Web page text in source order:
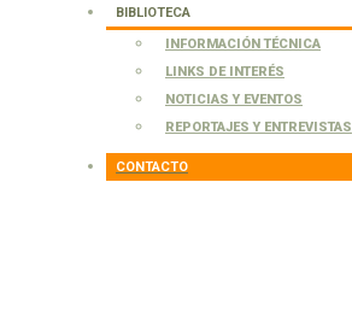
BIBLIOTECA
INFORMACIÓN TÉCNICA
LINKS DE INTERÉS
NOTICIAS Y EVENTOS
REPORTAJES Y ENTREVISTAS
CONTACTO